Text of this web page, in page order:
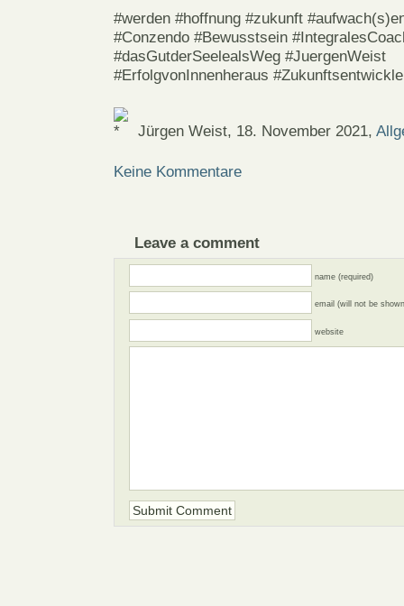
#werden #hoffnung #zukunft
#Conzendo #Bewusstsein
#dasGutderSeelealsWeg #JuergenWeist
#ErfolgvonInnenheraus
Jürgen Weist, 18. November 2021,
Keine Kommentare
Leave a comment
name (required)
email (will not be
website